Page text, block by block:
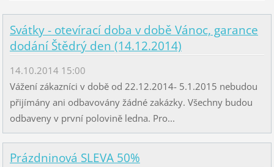
Svátky - otevírací doba v době Vánoc, garance
dodání Štědrý den (14.12.2014)
14.10.2014 15:00
Vážení zákazníci v době od 22.12.2014- 5.1.2015 nebudou
přijímány ani odbavovány žádné zakázky. Všechny budou
odbaveny v první polovině ledna. Pro...
Prázdninová SLEVA 50%